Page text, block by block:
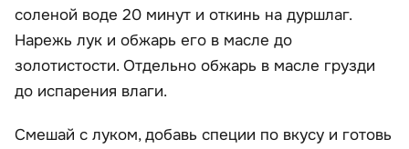
соленой воде 20 минут и откинь на дуршлаг.
Нарежь лук и обжарь его в масле до
золотистости. Отдельно обжарь в масле грузди
до испарения влаги.
Смешай с луком, добавь специи по вкусу и готовь